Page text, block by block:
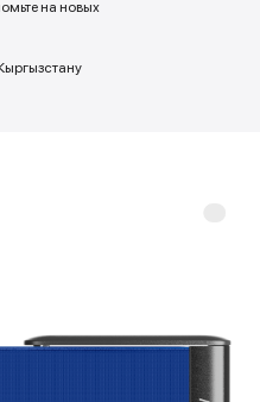
на новых